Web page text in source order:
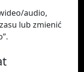
audio,
lub zmienić